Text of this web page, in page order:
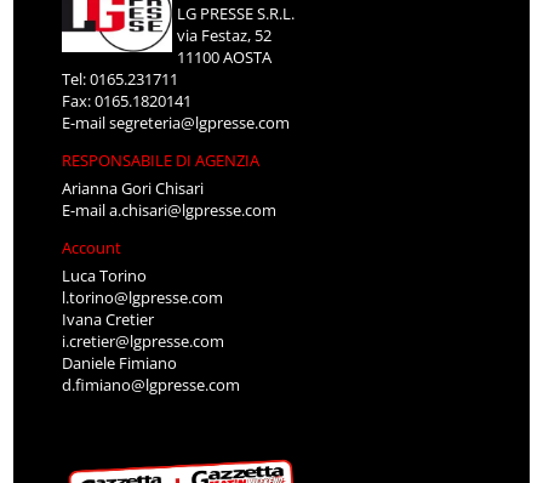
LG PRESSE S.R.L.
via Festaz, 52
11100 AOSTA
Tel: 0165.231711
Fax: 0165.1820141
E-mailsegreteria@lgpresse.com
RESPONSABILE DI AGENZIA
Arianna Gori Chisari
E-maila.chisari@lgpresse.com
Account
Luca Torino
l.torino@lgpresse.com
Ivana Cretier
i.cretier@lgpresse.com
Daniele Fimiano
d.fimiano@lgpresse.com